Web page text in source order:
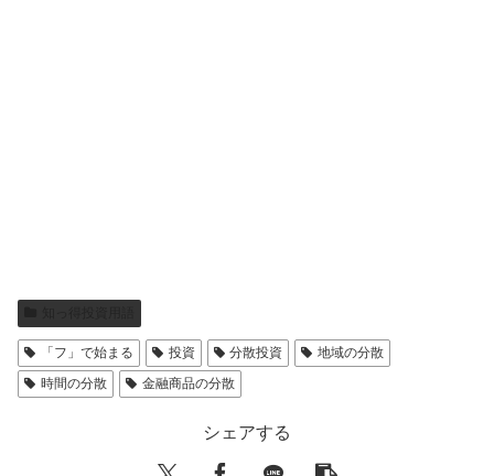
「フ」で始まる 投資 分散投資
地域の分散
時間の分散
金融商品の分散
シェアする